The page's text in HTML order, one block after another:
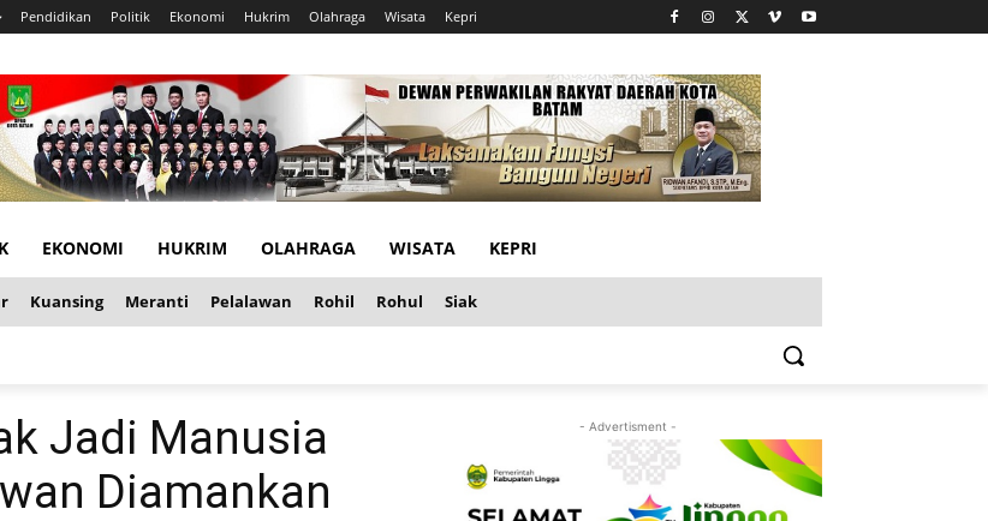
Pendidikan Politik Ekonomi Hukrim Olahraga Wisata Kepri
EKONOMI HUKRIM OLAHRAGA WISATA KEPRI
Kuansing Meranti Pelalawan Rohil Rohul Siak
Jadi Manusia
Diamankan
- Advertisment -